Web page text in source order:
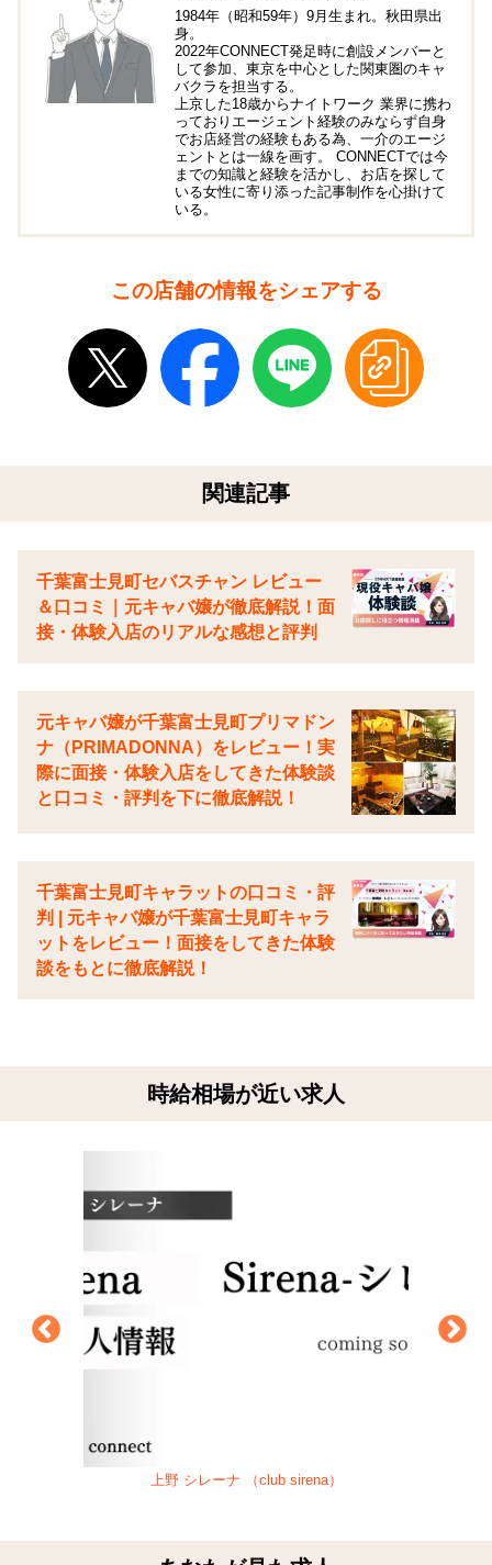
1984年（昭和59年）9月生まれ。秋田県出
身。
2022年CONNECT発足時に創設メンバーと
して参加、東京を中心とした関東圏のキャ
バクラを担当する。
上京した18歳からナイトワーク 業界に携わ
っておりエージェント経験のみならず自身
でお店経営の経験もある為、一介のエージ
ェントとは一線を画す。 CONNECTでは今
までの知識と経験を活かし、お店を探して
いる女性に寄り添った記事制作を心掛けて
いる。
この店舗の情報をシェアする
関連記事
千葉富士見町セバスチャン レビュー
＆口コミ｜元キャバ嬢が徹底解説！面
接・体験入店のリアルな感想と評判
元キャバ嬢が千葉富士見町プリマドン
ナ（PRIMADONNA）をレビュー！実
際に面接・体験入店をしてきた体験談
と口コミ・評判を下に徹底解説！
千葉富士見町キャラットの口コミ・評
判 | 元キャバ嬢が千葉富士見町キャラ
ットをレビュー！面接をしてきた体験
談をもとに徹底解説！
時給相場が近い求人
上野 シレーナ （club sirena）